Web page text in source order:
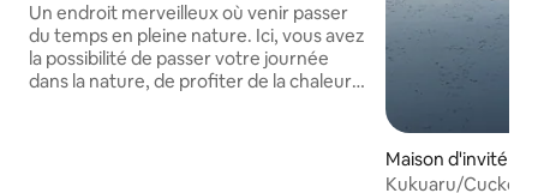
Un endroit merveilleux où venir passer
du temps en pleine nature. Ici, vous avez
la possibilité de passer votre journée
dans la nature, de profiter de la chaleur
Maison d'invité ·
Kukuaru/